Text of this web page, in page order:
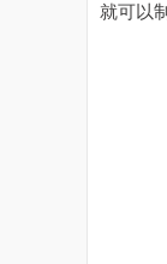
就可以